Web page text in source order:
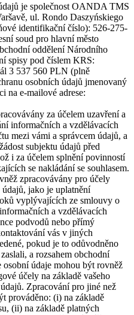
je společnost OANDA TMS
ul. Rondo Daszyńskiego
identifikační číslo): 526-275-
soud pro hlavní město
oddělení Národního
spisy pod číslem KRS:
3 537 560 PLN (plně
osobních údajů jmenovaný
na e-mailové adrese:
za účelem uzavření a
informačních a vzdělávacích
mezi vámi a správcem údajů, a
subjektu údajů před
i za účelem splnění povinností
se nakládání se souhlasem.
zpracovávány pro účely
jako je uplatnění
vyplývajících ze smlouvy o
a vzdělávacích
podvodů nebo přímý
vás v jiných
pokud je to odůvodněno
a rozsahem obchodní
osobní údaje mohou být rovněž
účely na základě vašeho
Zpracování pro jiné než
prováděno: (i) na základě
(ii) na základě platných